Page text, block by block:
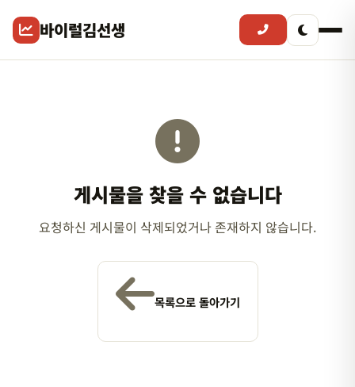
바이럴김선생
게시물을 찾을 수 없습니다
요청하신 게시물이 삭제되었거나 존재하지 않습니다.
목록으로 돌아가기